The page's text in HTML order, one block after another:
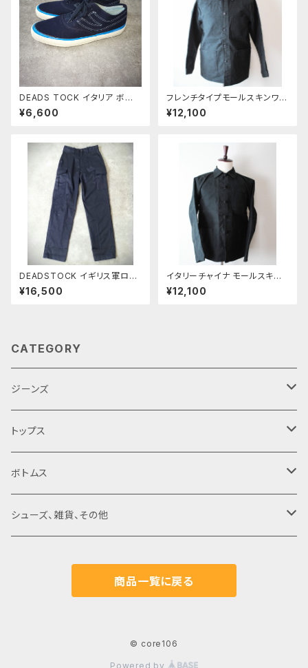
DEADS TOCK イタリア ボート
シューズ ネイビー
¥6,600
フレンチタイプモールスキンワー
クジャケット
¥12,100
DEADSTOCK イギリス軍ロイ
ヤルネイビーカーゴパンツ前期
タイプ
¥16,500
イタリーチャイナ モールスキン
ジャケット
¥12,100
CATEGORY
ジーンズ
デニムパンツ
デニムジャケット
トップス
ヴィンテージ
デッドストック
現行‥レプリカ
ボトムス
ヴィンテージ
シューズ、雑貨、その他
現行‥レプリカ
商品一覧に戻る
© core106
Powered by